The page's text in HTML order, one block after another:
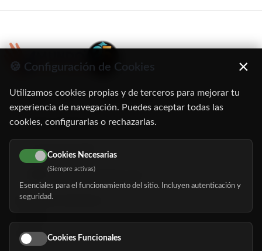
C/ Oruro, 11. 28016 Madrid
91 345 06 26
616 113 103
hola@mundomayor.com
Buscador de residencias
Eventos
🍪 Configuración de Cookies ×
Utilizamos cookies propias y de terceros para mejorar tu
experiencia de navegación. Puedes aceptar todas las
cookies, configurarlas o rechazarlas.
Cookies Necesarias
(Siempre activas)
Esenciales para el funcionamiento del sitio. Incluyen autenticación y
seguridad.
Cookies Funcionales